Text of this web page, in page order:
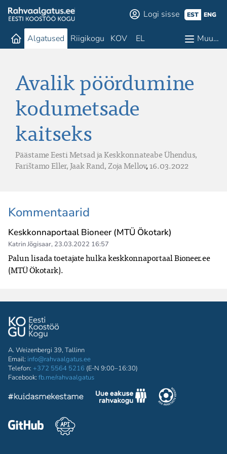
Logi sisse EST ENG
Algatused Riigikogu KOV EL Muu…
Avalik pöördumine
kodumetsade
kaitseks
Päästame Eesti Metsad ja Keskkonnateabe Ühendus,
Farištamo Eller, Jaak Rand,Zoja Mellov,16.03.2022
Kommentaarid
Keskkonnaportaal Bioneer (MTÜ Ökotark)
Katrin Jõgisaar, 23.03.2022 16:57
Palun lisada toetajate hulka keskkonnaportaal Bioneer.ee
(MTÜ Ökotark).
A. Weizenbergi 39, Tallinn
Email: info@rahvaalgatus.ee
Telefon: +372 5564 5216 (E-N 9:00–16:30)
Facebook: fb.me/rahvaalgatus